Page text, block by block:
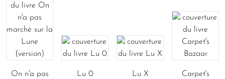
On n'a pas
Lu 0 Lu X
Carpet's